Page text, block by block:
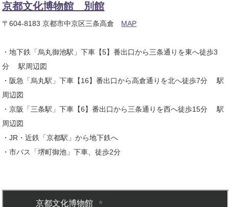
京都文化博物館 別館
〒604-8183 京都市中京区三条高倉 MAP
・地下鉄「烏丸御池駅」下車【5】番出口から三条通りを東へ徒歩3
分 駅周辺図
・阪急「烏丸駅」下車【16】番出口から高倉通りを北へ徒歩7分 駅
周辺図
・京阪「三条駅」下車【6】番出口から三条通りを西へ徒歩15分 駅
周辺図
・JR・近鉄「京都駅」から地下鉄へ
・市バス「堺町御池」下車、徒歩2分